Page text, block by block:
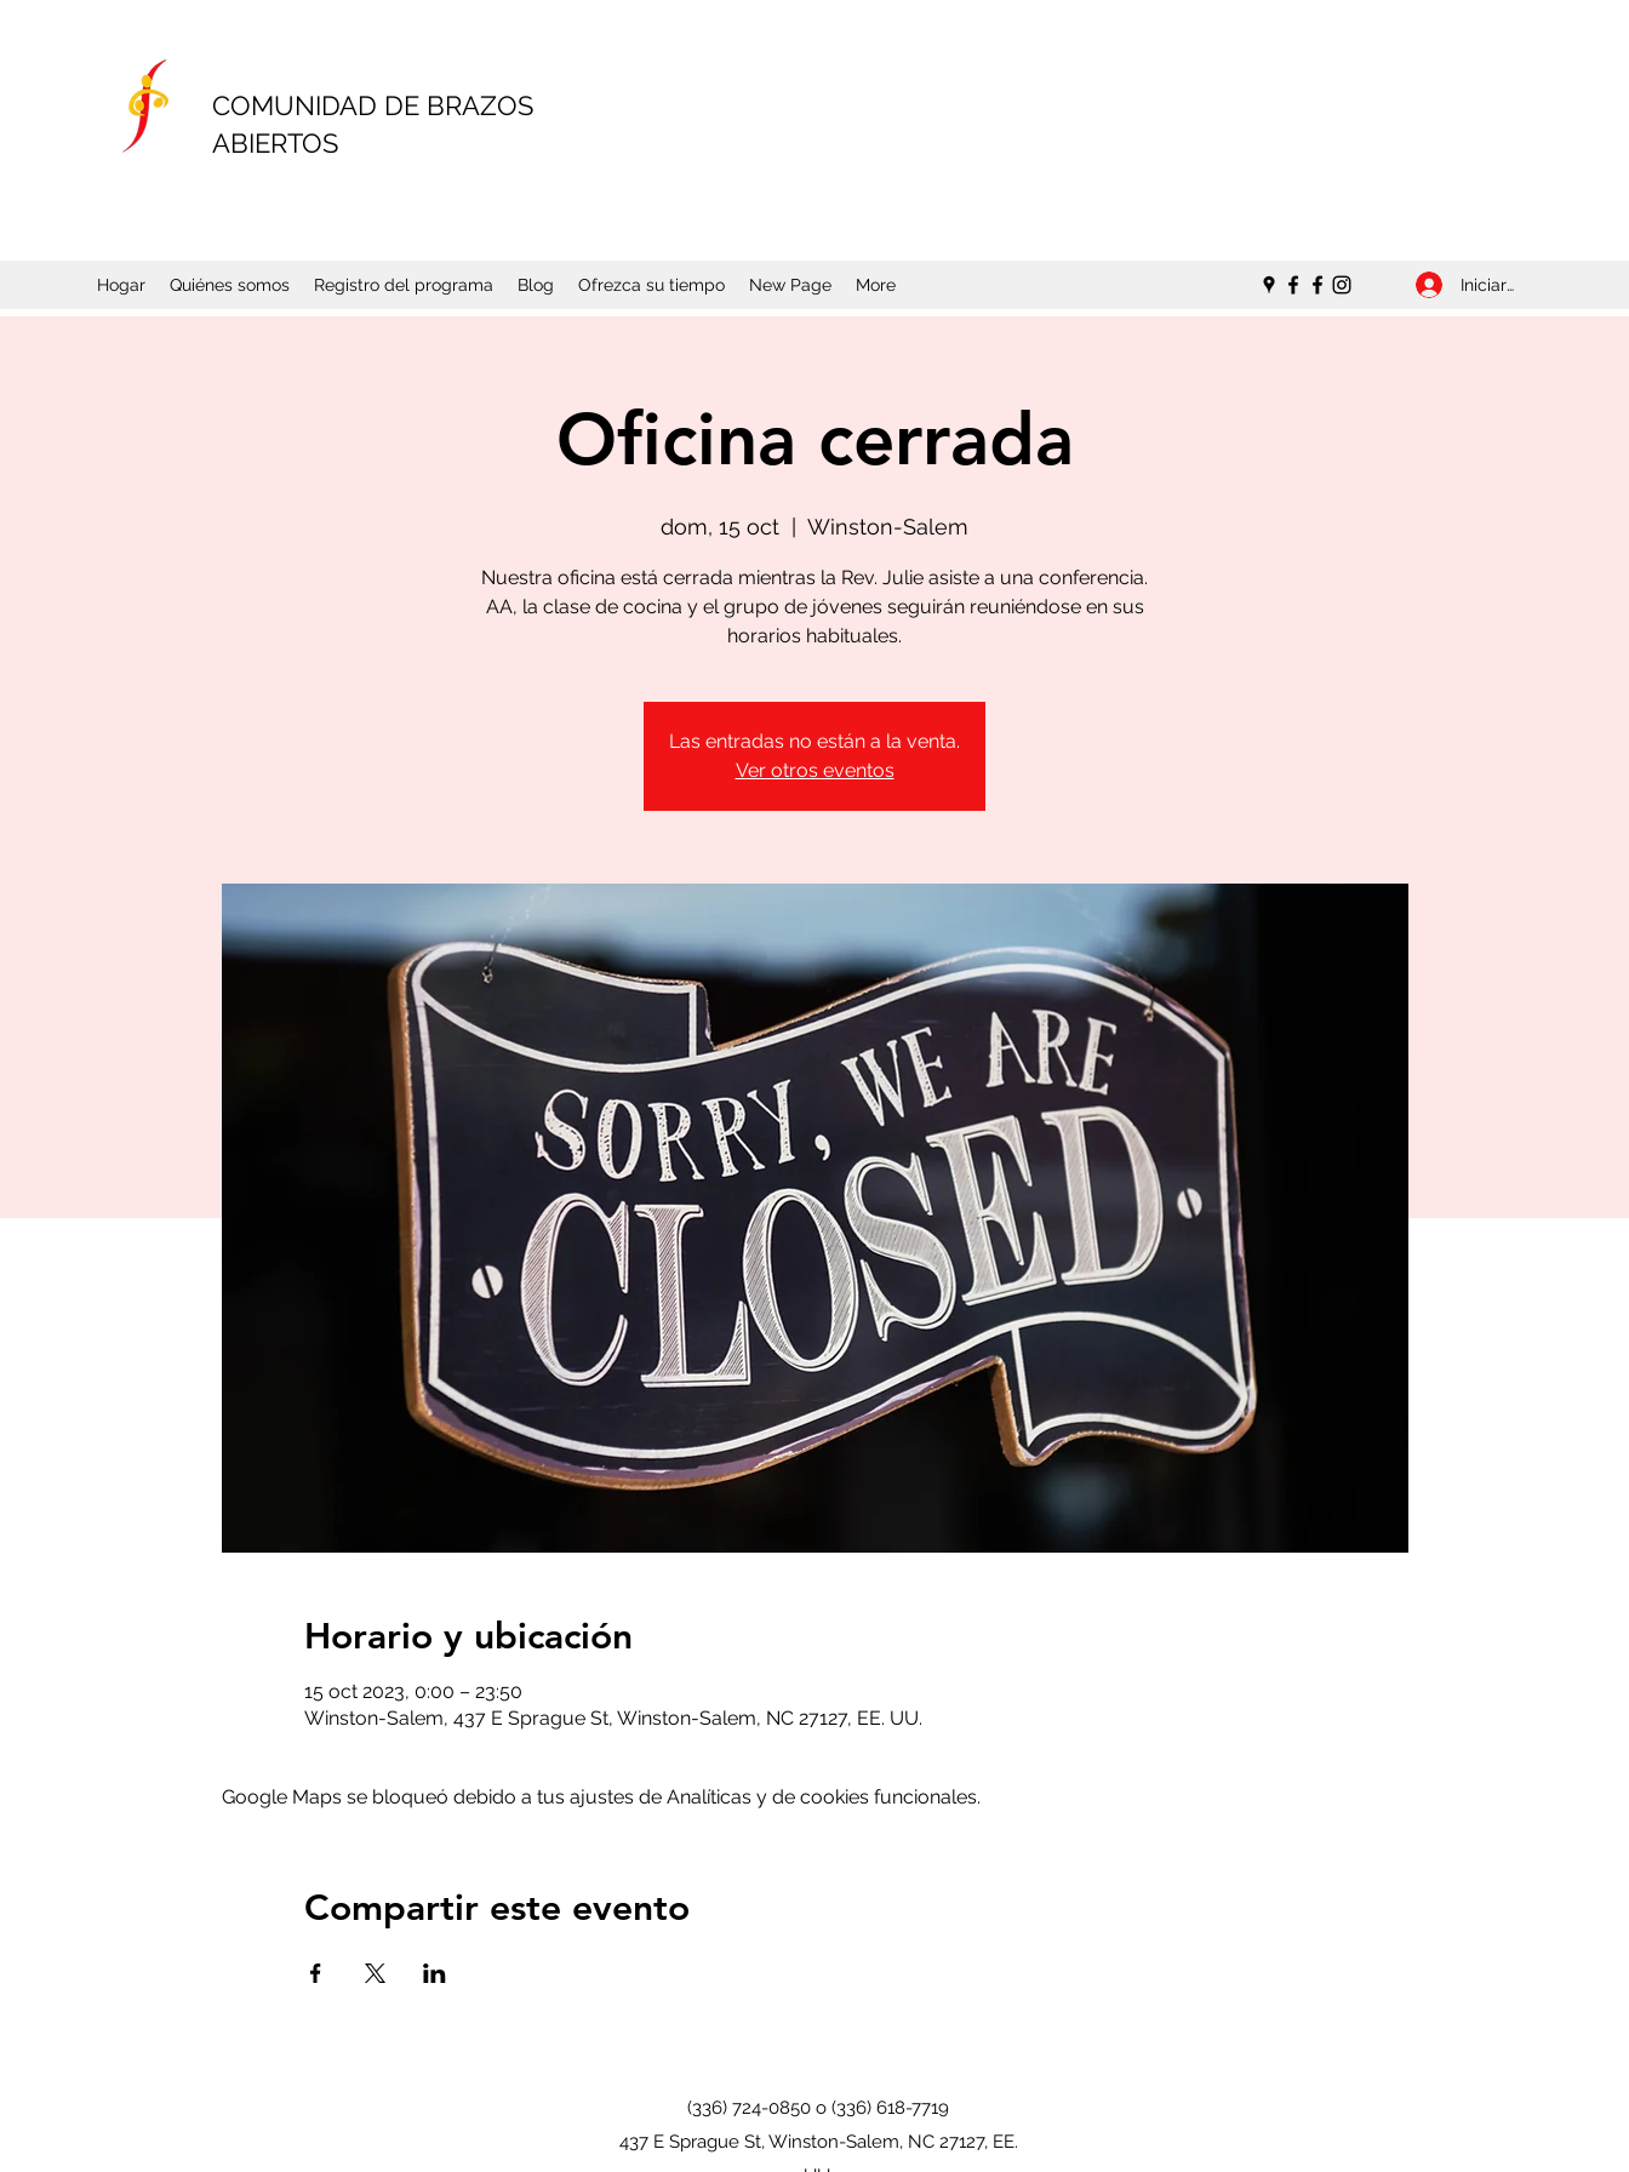
COMUNIDAD DE BRAZOS
ABIERTOS
Hogar Quiénes somos Registro del programa Blog Ofrezca su tiempo New Page More Iniciar sesión
Oficina cerrada
dom, 15 oct Winston-Salem
Nuestra oficina está cerrada mientras la Rev. Julie asiste a una conferencia.
AA, la clase de cocina y el grupo de jóvenes seguirán reuniéndose en sus
horarios habituales.
Las entradas no están a la venta.
Ver otros eventos
Horario y ubicación
15 oct 2023, 0:00 – 23:50
Winston-Salem, 437 E Sprague St, Winston-Salem, NC 27127, EE. UU.
Google Maps se bloqueó debido a tus ajustes de Analíticas y de cookies funcionales.
Compartir este evento
(336) 724-0850 o (336) 618-7719
437 E Sprague St, Winston-Salem, NC 27127, EE.